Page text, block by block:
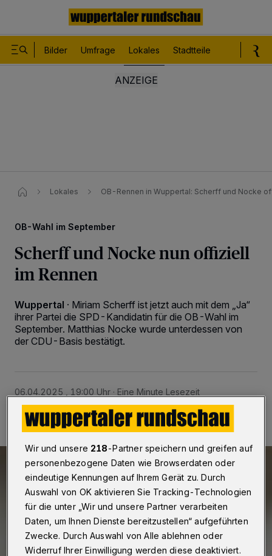
Bilder Umfrage Lokales Stadtteile
Lokales OB-Rennen in Wuppertal: Scherff und Nocke
OB-Wahl im September
Scherff und Nocke nun offiziell
im Rennen
Wuppertal · Miriam Scherff ist jetzt auch mit dem „Ja“
ihrer Partei die SPD-Kandidatin für die OB-Wahl im
September. Matthias Nocke wurde unterdessen von
der CDU-Basis bestätigt.
06.04.2025 , 19:00 Uhr Eine Minute Lesezeit
Wir und unsere 218-Partner speichern und greifen auf
personenbezogene Daten wie Browserdaten oder
eindeutige Kennungen auf Ihrem Gerät zu. Durch
Auswahl von OK aktivieren Sie Tracking-Technologien
für die unter „Wir und unsere Partner verarbeiten
Daten, um Ihnen Dienste bereitzustellen“ aufgeführten
Zwecke. Durch Auswahl von Alle ablehnen oder
Widerruf Ihrer Einwilligung werden diese deaktiviert.